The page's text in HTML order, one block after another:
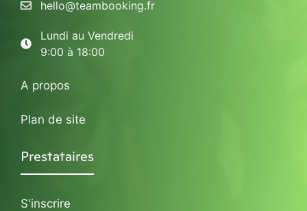
hello@teambooking.fr
Lundi au Vendredi
9:00 à 18:00
A propos
Plan de site
Prestataires
S'inscrire